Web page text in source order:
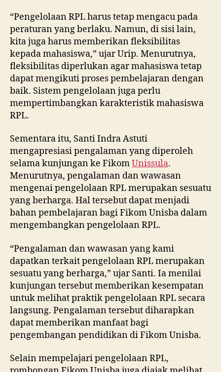
“Pengelolaan RPL harus tetap mengacu pada
peraturan yang berlaku. Namun, di sisi lain,
kita juga harus memberikan fleksibilitas
kepada mahasiswa,” ujar Urip. Menurutnya,
fleksibilitas diperlukan agar mahasiswa tetap
dapat mengikuti proses pembelajaran dengan
baik. Sistem pengelolaan juga perlu
mempertimbangkan karakteristik mahasiswa
RPL.
Sementara itu, Santi Indra Astuti
mengapresiasi pengalaman yang diperoleh
selama kunjungan ke FikomUnissula.
Menurutnya, pengalaman dan wawasan
mengenai pengelolaan RPL merupakan sesuatu
yang berharga. Hal tersebut dapat menjadi
bahan pembelajaran bagi Fikom Unisba dalam
mengembangkan pengelolaan RPL.
“Pengalaman dan wawasan yang kami
dapatkan terkait pengelolaan RPL merupakan
sesuatu yang berharga,” ujar Santi. Ia menilai
kunjungan tersebut memberikan kesempatan
untuk melihat praktik pengelolaan RPL secara
langsung. Pengalaman tersebut diharapkan
dapat memberikan manfaat bagi
pengembangan pendidikan di Fikom Unisba.
Selain mempelajari pengelolaan RPL,